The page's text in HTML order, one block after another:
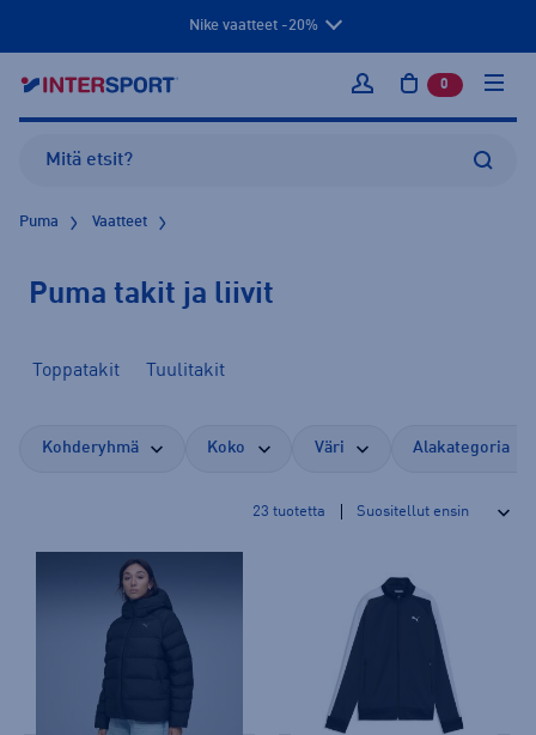
Nike vaatteet -20%
Kirjaudu sisään
0 tuotetta
Puma Vaatteet
Puma takit ja liivit
Toppatakit Tuulitakit
Kohderyhmä Koko Väri Alakategoria
23 tuotetta